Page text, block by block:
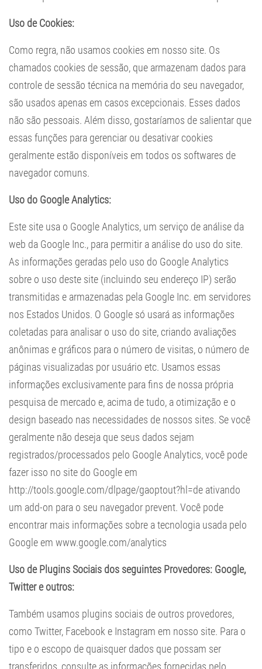
Uso de Cookies:
Como regra, não usamos cookies em nosso site. Os
chamados cookies de sessão, que armazenam dados para
controle de sessão técnica na memória do seu navegador,
são usados apenas em casos excepcionais. Esses dados
não são pessoais. Além disso, gostaríamos de salientar que
essas funções para gerenciar ou desativar cookies
geralmente estão disponíveis em todos os softwares de
navegador comuns.
Uso do Google Analytics:
Este site usa o Google Analytics, um serviço de análise da
web da Google Inc., para permitir a análise do uso do site.
As informações geradas pelo uso do Google Analytics
sobre o uso deste site (incluindo seu endereço IP) serão
transmitidas e armazenadas pela Google Inc. em servidores
nos Estados Unidos. O Google só usará as informações
coletadas para analisar o uso do site, criando avaliações
anônimas e gráficos para o número de visitas, o número de
páginas visualizadas por usuário etc. Usamos essas
informações exclusivamente para fins de nossa própria
pesquisa de mercado e, acima de tudo, a otimização e o
design baseado nas necessidades de nossos sites. Se você
geralmente não deseja que seus dados sejam
registrados/processados ​​pelo Google Analytics, você pode
fazer isso no site do Google em
http://tools.google.com/dlpage/gaoptout?hl=de ativando
um add-on para o seu navegador prevent. Você pode
encontrar mais informações sobre a tecnologia usada pelo
Google em www.google.com/analytics
Uso de Plugins Sociais dos seguintes Provedores: Google,
Twitter e outros:
Também usamos plugins sociais de outros provedores,
como Twitter, Facebook e Instagram em nosso site. Para o
tipo e o escopo de quaisquer dados que possam ser
transferidos, consulte as informações fornecidas pelo